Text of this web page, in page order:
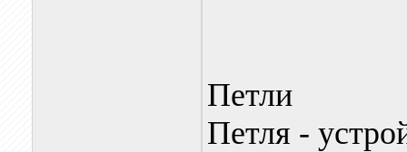
Петли
Петля -